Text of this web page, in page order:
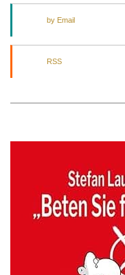
by Email
RSS